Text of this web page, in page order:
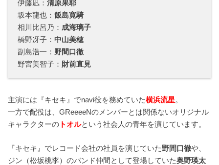
伊藤凪：清原果耶
坂本龍也：飯島寛騎
相川比呂乃： 成海璃子
橋野冴子：中山美穂
副島浩一： 野間口徹
野宮美智子： 財前直見
主演には『キセキ』でnavi役を務めていた横浜流星。
一方で配役は、GReeeeNのメンバーとは関係ないオリジナル
キャラクターの トオルという社会人の青年を演じています。
『キセキ』でレコード会社の社員を演じていた野間口徹や、
ジン（松坂桃李）のバンド仲間として登場していた奥野瑛太